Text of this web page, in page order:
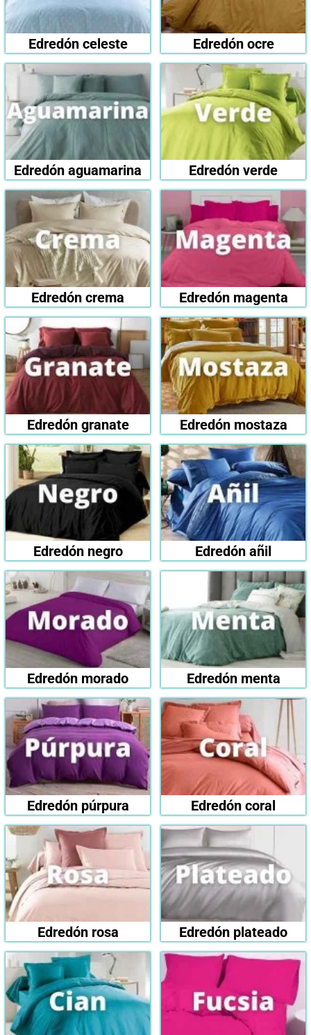
Edredón celeste Edredón ocre
Edredón aguamarina Edredón verde
Edredón crema Edredón magenta
Edredón granate Edredón mostaza
Edredón negro Edredón añil
Edredón morado Edredón menta
Edredón púrpura Edredón coral
Edredón rosa Edredón plateado